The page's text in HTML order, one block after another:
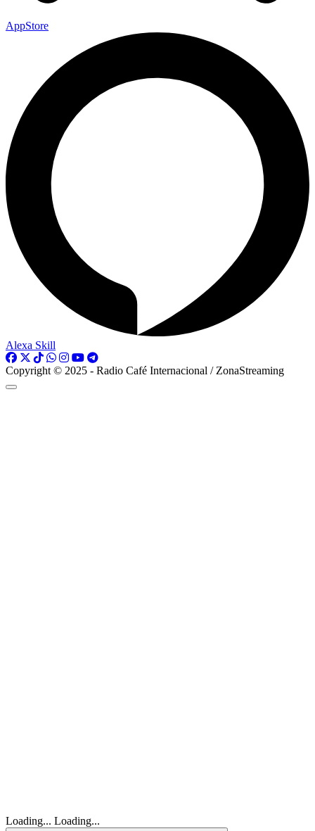
AppStore
Alexa Skill
Copyright © 2025 - Radio Café Internacional / ZonaStreaming
Loading... Loading...